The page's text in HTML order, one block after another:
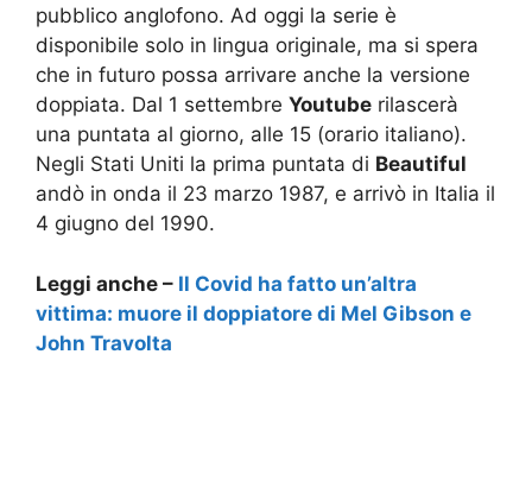
pubblico anglofono. Ad oggi la serie è
disponibile solo in lingua originale, ma si spera
che in futuro possa arrivare anche la versione
doppiata. Dal 1 settembre Youtube rilascerà
una puntata al giorno, alle 15 (orario italiano).
Negli Stati Uniti la prima puntata di Beautiful
andò in onda il 23 marzo 1987, e arrivò in Italia il
4 giugno del 1990.
Leggi anche – Il Covid ha fatto un’altra
vittima: muore il doppiatore di Mel Gibson e
John Travolta